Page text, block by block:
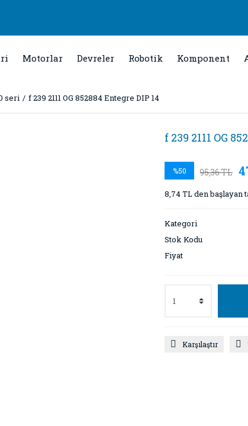
Motorlar Devreler Robotik Komponent
seri f 239 2111 OG 852884 Entegre DIP 14
f 239 2111 OG
%50 95,36 TL
8,74 TL den başlayan
Kategori
Stok Kodu
Fiyat
Karşılaştır